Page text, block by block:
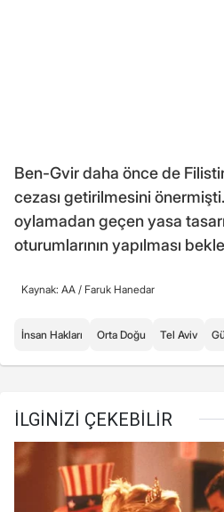
Ben-Gvir daha önce de
cezası getirilmesini
oylamadan geçen yasa
oturumlarının yapılması
Kaynak: AA / Faruk Hanedar
İnsan Hakları Orta Doğu Tel Aviv